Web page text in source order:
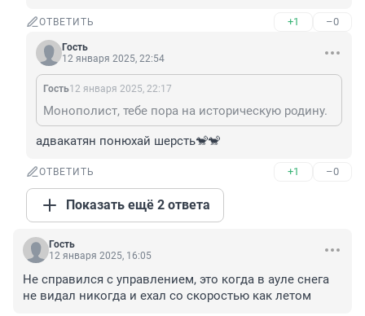
ОТВЕТИТЬ +1 –0
Гость
12 января 2025, 22:54
Гость12 января 2025, 22:17
Монополист, тебе пора на историческую родину.
адвакатян понюхай шерсть🐒🐒
ОТВЕТИТЬ +1 –0
Показать ещё 2 ответа
Гость
12 января 2025, 16:05
Не справился с управлением, это когда в ауле снега
не видал никогда и ехал со скоростью как летом